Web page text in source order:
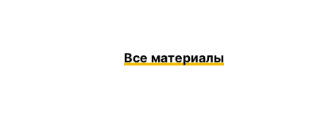
Все материалы